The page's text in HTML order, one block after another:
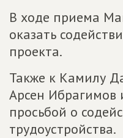
В ходе приема
оказать
проекта.
Также к Камилу
Арсен Ибрагимов
просьбой о
трудоустройства.